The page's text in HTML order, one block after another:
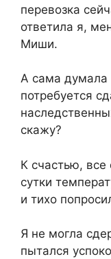
перевозка
ответила я,
Миши.
А сама думала
потребуется
скажу?
К счастью, все
сутки
и тихо
Я не могла
пытался